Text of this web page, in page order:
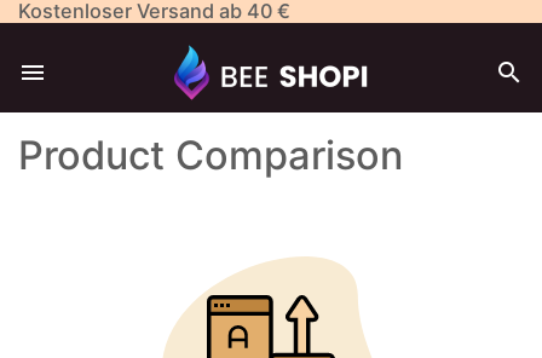
Kostenloser Versand ab 40 €
 
Product Comparison